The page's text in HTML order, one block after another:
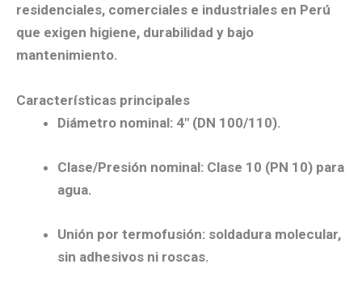
residenciales, comerciales e industriales en Perú
que exigen higiene, durabilidad y bajo
mantenimiento.
Características principales
Diámetro nominal: 4″ (DN 100/110).
Clase/Presión nominal: Clase 10 (PN 10) para
agua.
Unión por termofusión: soldadura molecular,
sin adhesivos ni roscas.